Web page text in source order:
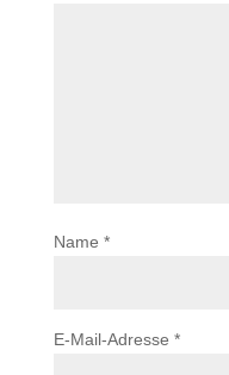
Name *
E-Mail-Adresse *